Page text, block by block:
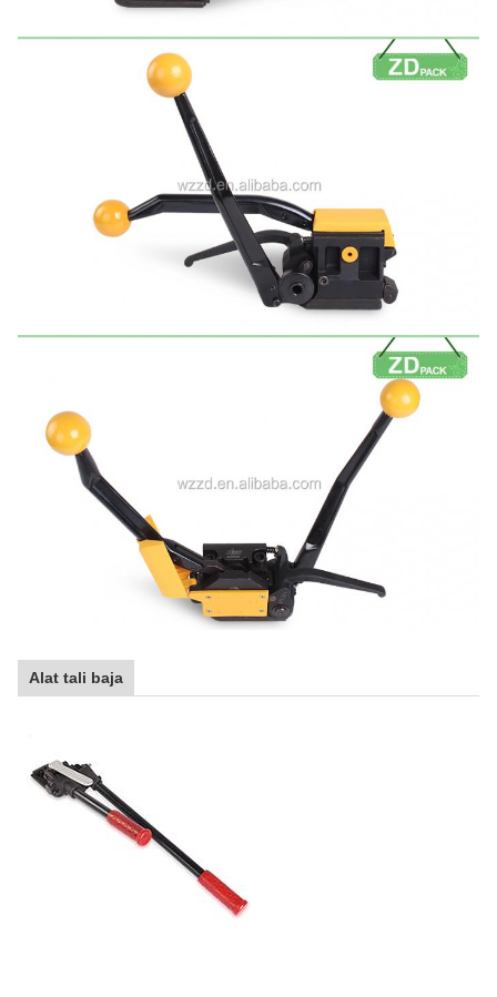
Alat tali baja